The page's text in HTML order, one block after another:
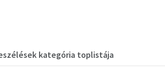
kategória toplistája